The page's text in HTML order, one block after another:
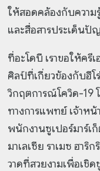
ให้สอดคล้องกับความ
และสื่อสารประเด็นปั
ที่อะโดบี เราขอให้ค
ศิลป์ที่เกี่ยวข้องกับฮีโ
วิกฤตการณ์โควิด-19
ทางการแพทย์ เจ้าห
พนักงานซูเปอร์มาร์เ
มาเลเซีย ราเมซ ฮา
วาดที่สวยงามเพื่อเชิ